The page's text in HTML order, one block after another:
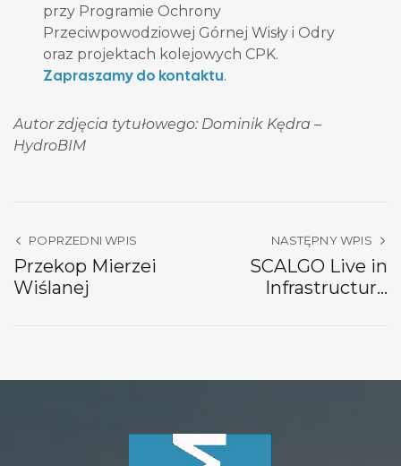
przy Programie Ochrony
Przeciwpowodziowej Górnej Wisły i Odry
oraz projektach kolejowych CPK.
Zapraszamy do kontaktu.
Autor zdjęcia tytułowego: Dominik Kędra –
HydroBIM
POPRZEDNI WPIS
Przekop Mierzei
Wiślanej
NASTĘPNY WPIS
SCALGO Live in
Infrastructure